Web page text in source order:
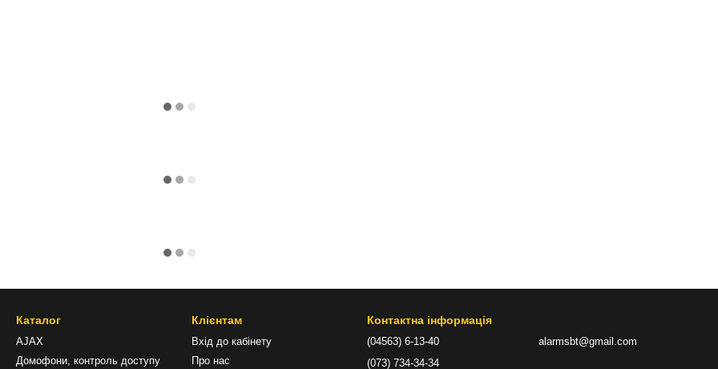
Каталог
AJAX
Домофони, контроль доступу
Клієнтам
Вхід до кабінету
Про нас
Контактна інформація
(04563) 6-13-40
(073) 734-34-34
alarmsbt@gmail.com